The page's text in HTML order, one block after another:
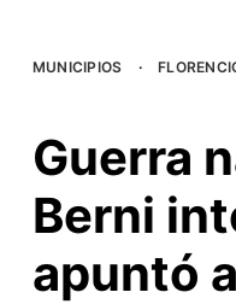
MUNICIPIOS ·
Guerra
Berni
apuntó